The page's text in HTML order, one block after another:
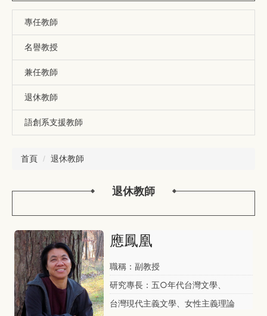
專任教師
名譽教授
兼任教師
退休教師
語創系支援教師
首頁 退休教師
退休教師
應鳳凰
職稱：副教授
研究專長：五○年代台灣文學、
台灣現代主義文學、女性主義理論